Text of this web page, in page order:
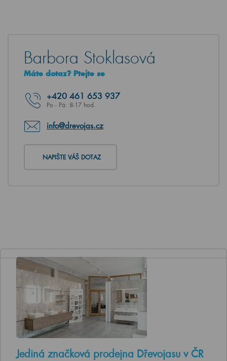
Barbora Stoklasová
Máte dotaz? Ptejte se
+420 461 653 937
Po - Pá: 8-17 hod.
info@drevojas.cz
NAPIŠTE VÁŠ DOTAZ
Jediná značková prodejna Dřevojasu v ČR